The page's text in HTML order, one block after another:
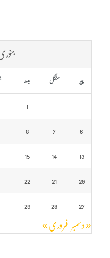
جنوری
پیر منگل بدھ
1
6
7
8
13
14
15
20
21
22
27
28
29
« دسمبر فروری »